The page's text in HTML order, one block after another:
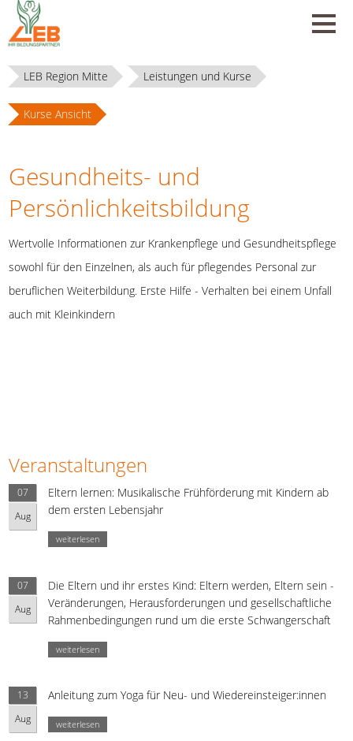
LEB Region Mitte Leistungen und Kurse
Kurse Ansicht
Gesundheits- und
Persönlichkeitsbildung
Wertvolle Informationen zur Krankenpflege und Gesundheitspflege
sowohl für den Einzelnen, als auch für pflegendes Personal zur
beruflichen Weiterbildung. Erste Hilfe - Verhalten bei einem Unfall
auch mit Kleinkindern
Veranstaltungen
07
Aug
Eltern lernen: Musikalische Frühförderung mit Kindern ab
dem ersten Lebensjahr
weiterlesen
07
Aug
Die Eltern und ihr erstes Kind: Eltern werden, Eltern sein -
Veränderungen, Herausforderungen und gesellschaftliche
Rahmenbedingungen rund um die erste Schwangerschaft
weiterlesen
13
Aug
Anleitung zum Yoga für Neu- und Wiedereinsteiger:innen
weiterlesen